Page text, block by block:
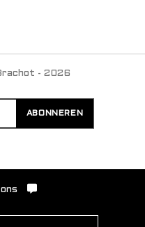
- 2026
ABONNEREN